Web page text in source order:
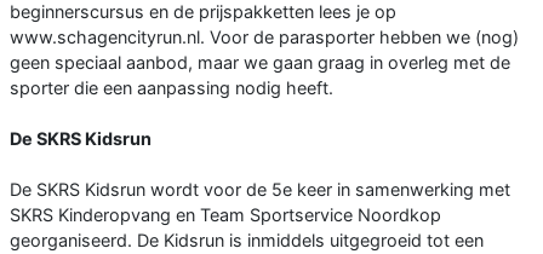
beginnerscursus en de prijspakketten lees je op
www.schagencityrun.nl. Voor de parasporter hebben we (nog)
geen speciaal aanbod, maar we gaan graag in overleg met de
sporter die een aanpassing nodig heeft.
De SKRS Kidsrun
De SKRS Kidsrun wordt voor de 5e keer in samenwerking met
SKRS Kinderopvang en Team Sportservice Noordkop
georganiseerd. De Kidsrun is inmiddels uitgegroeid tot een